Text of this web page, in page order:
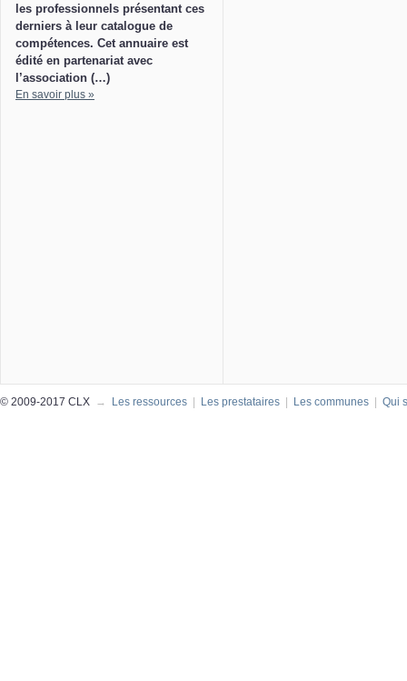
les professionnels présentant ces
derniers à leur catalogue de
compétences. Cet annuaire est
édité en partenariat avec
l’association (…)
En savoir plus »
© 2009-2017 CLX → Les ressources Les prestataires Les communes Qui